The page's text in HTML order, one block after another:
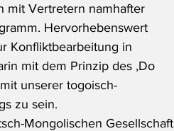
mit Vertretern namhafter
Hervorhebenswert
Konfliktbearbeitung in
mit dem Prinzip des ‚Do
unserer togoisch-
zu sein.
Mongolischen Gesellschaft